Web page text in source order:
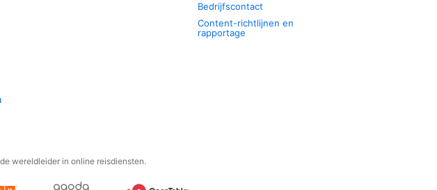
Bedrijfscontact
Content-richtlijnen en
rapportage
wereldleider in online reisdiensten.